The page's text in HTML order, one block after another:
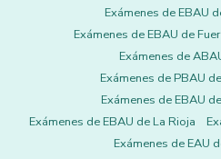
Exámenes de EBAU
Exámenes de EBAU de
Exámenes de
Exámenes de PBAU
Exámenes de EBAU
Exámenes de EBAU de La Rioja
Exámenes de EAU